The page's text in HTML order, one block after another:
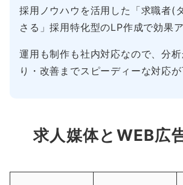
採用ノウハウを活用した「求職者(
さる」採用特化型のLP作成で効果
運用も制作も社内対応なので、分
り・改善までスピーディーな対応が
求人媒体とWEB広